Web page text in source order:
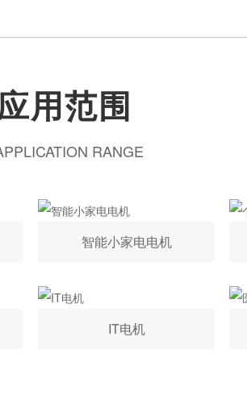
用范围
RANGE
智能小家电电机
IT电机